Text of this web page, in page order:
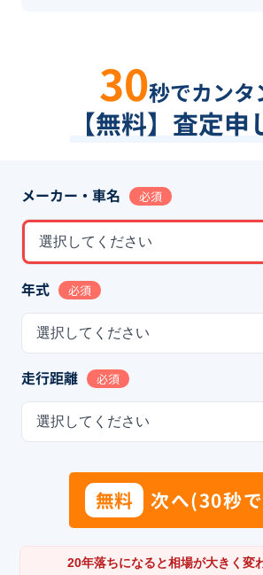
30秒でカンタ
【無料】査定申
メーカー・車名 必須
選択してください
年式 必須
選択してください
走行距離 必須
選択してください
無料 次へ(30秒
20年落ちになると相場が大きく変